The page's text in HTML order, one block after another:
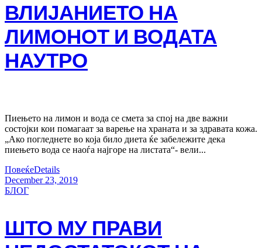
ВЛИЈАНИЕТО НА
ЛИМОНОТ И ВОДАТА
НАУТРО
Пиењето на лимон и вода се смета за спој на две важни
состојки кои помагаат за варење на храната и за здравата кожа.
„Ако погледнете во која било диета ќе забележите дека
пиењето вода се наоѓа најгоре на листата“- вели...
ПовеќеDetails
December 23, 2019
БЛОГ
ШТО МУ ПРАВИ